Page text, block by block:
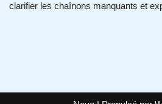
clarifier les chaînons manquants et